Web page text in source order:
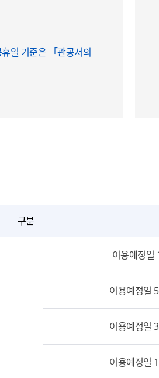
일 기준은 「관공서의
구분
이용예정일
이용예정일
이용예정일
이용예정일